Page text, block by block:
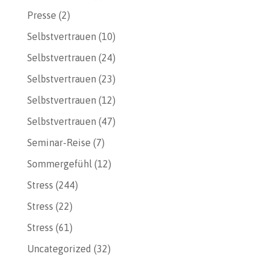
Presse (2)
Selbstvertrauen (10)
Selbstvertrauen (24)
Selbstvertrauen (23)
Selbstvertrauen (12)
Selbstvertrauen (47)
Seminar-Reise (7)
Sommergefühl (12)
Stress (244)
Stress (22)
Stress (61)
Uncategorized (32)